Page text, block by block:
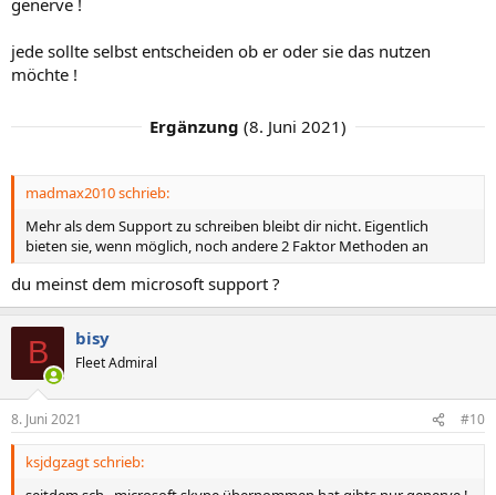
jede sollte selbst entscheiden ob er oder sie das nutzen
möchte !
Ergänzung (8. Juni 2021)
madmax2010 schrieb:
Mehr als dem Support zu schreiben bleibt dir nicht. Eigentlich
bieten sie, wenn möglich, noch andere 2 Faktor Methoden an
du meinst dem microsoft support ?
B bisy
Fleet Admiral
8. Juni 2021 #10
ksjdgzagt schrieb: